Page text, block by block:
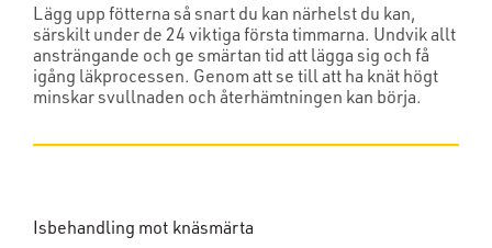
Lägg upp fötterna så snart du kan närhelst du kan,
särskilt under de 24 viktiga första timmarna. Undvik allt
ansträngande och ge smärtan tid att lägga sig och få
igång läkprocessen. Genom att se till att ha knät högt
minskar svullnaden och återhämtningen kan börja.
Isbehandling mot knäsmärta